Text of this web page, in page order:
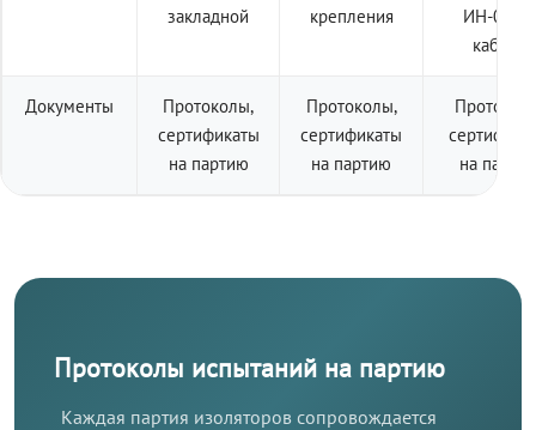
закладной
крепления
ИН-001 +
кабель
Документы
Протоколы,
сертификаты
на партию
Протоколы,
сертификаты
на партию
на
Протоколы испытаний на партию
Каждая партия изоляторов сопровождается